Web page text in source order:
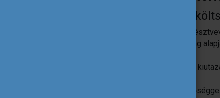
A támogatás a következő
Szervezési támogatás: 350 EUR/
Utazási támogatás: utazási távolság
Egyéni (megélhetési) támogatás: a
150 EUR/fő kevesebb